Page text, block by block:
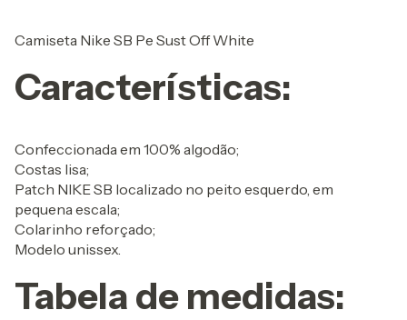
Camiseta Nike SB Pe Sust Off White
Características:
Confeccionada em 100% algodão;
Costas lisa;
Patch NIKE SB localizado no peito esquerdo, em
pequena escala;
Colarinho reforçado;
Modelo unissex.
Tabela de medidas: